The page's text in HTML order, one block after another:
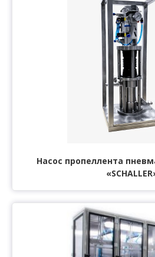
Насос пропеллента